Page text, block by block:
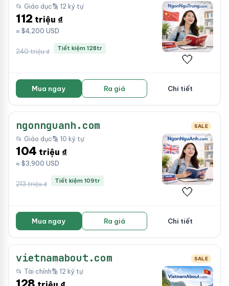
📂 Giáo dục🔡 12 ký tự
112 triệu ₫
≈ $4,200 USD
240 triệu ₫ Tiết kiệm 128tr
🤍
Mua ngay Ra giá Chi tiết
ngonnguanh.com SALE
📂 Giáo dục🔡 10 ký tự
104 triệu ₫
≈ $3,900 USD
213 triệu ₫ Tiết kiệm 109tr
🤍
Mua ngay Ra giá Chi tiết
vietnamabout.com SALE
📂 Tài chính🔡 12 ký tự